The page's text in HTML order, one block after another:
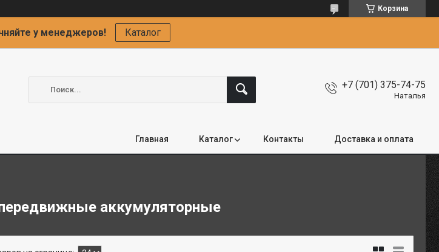
Корзина
у менеджеров! Каталог
+7 (701) 375-74-75
Наталья
Главная Каталог Контакты Доставка и оплата
аккумуляторные